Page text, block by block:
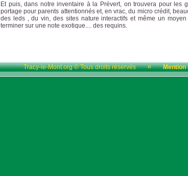
Et puis, dans notre inventaire à la Prévert, on trouvera pour les
portage pour parents attentionnés et, en vrac, du micro crédit,
des leds , du vin, des sites nature interactifs et même un
terminer sur une note exotique.... des requins.
Tracy-le-Mont.org © Tous droits réservés ¤ Mention